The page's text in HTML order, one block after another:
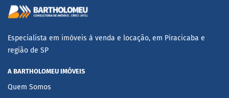
Especialista em imóveis à venda e locação, em Piracicaba e
região de SP
A BARTHOLOMEU IMÓVEIS
Quem Somos